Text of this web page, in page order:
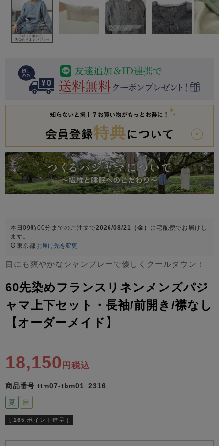
春 夏 冬
売れ筋ランキング
- Item Ranking -
すべての季節のパジャマ一覧はこちら
売れ筋ランキング
すべての生地一覧はこちら
目的別でさがす一覧はこちら
かぶり スリーパー
作務衣
ーブ
上着単品
ズボン単品
すべてのキッ
パジャマ
き
り
単品
ン単品
単品
ン単品
本日09時00分 までのご注文で2026/08/21（金） に宅配便 でお届けし
ます。
東京都 お届け先を変更
目にも爽やかなシャンブレーで優しくクールダウン！
60先染めフランスリネンメンズパジ
ャマ上下セット・長袖/前開き/襟なし
【オーダーメイド】
18,150 税込
商品番号 ttm07-tbm01_2316
夏 麻
[ 165 ポイント進呈 ]